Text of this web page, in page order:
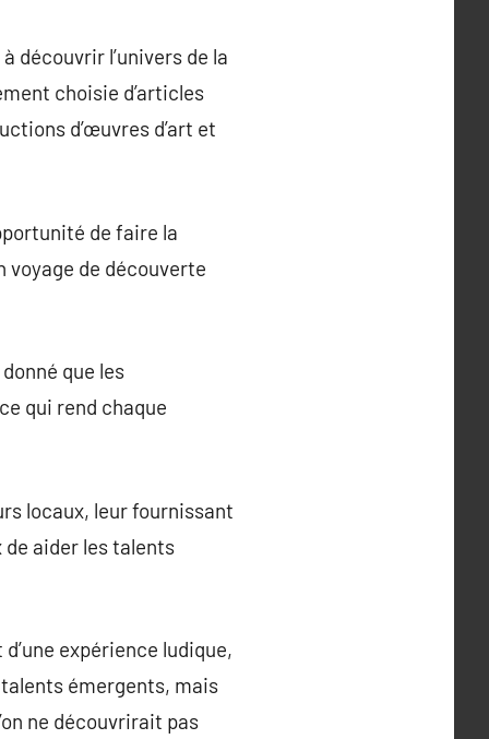
découvrir l’univers de la
choisie d’articles
d’œuvres d’art et
de faire la
voyage de découverte
que les
qui rend chaque
locaux, leur fournissant
de aider les talents
expérience ludique,
émergents, mais
ne découvrirait pas